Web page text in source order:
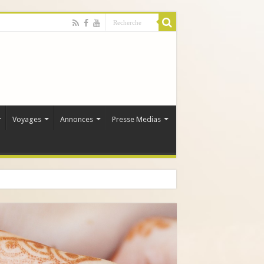
Voyages Annonces Presse Medias